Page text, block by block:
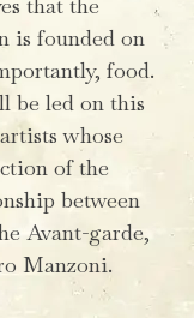
is founded on
food.
be led on this
whose
of the
between
Avant-garde,
Manzoni.